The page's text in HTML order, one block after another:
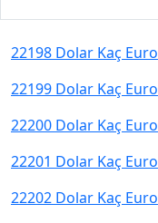
22198 Dolar Kaç Euro
22199 Dolar Kaç Euro
22200 Dolar Kaç Euro
22201 Dolar Kaç Euro
22202 Dolar Kaç Euro